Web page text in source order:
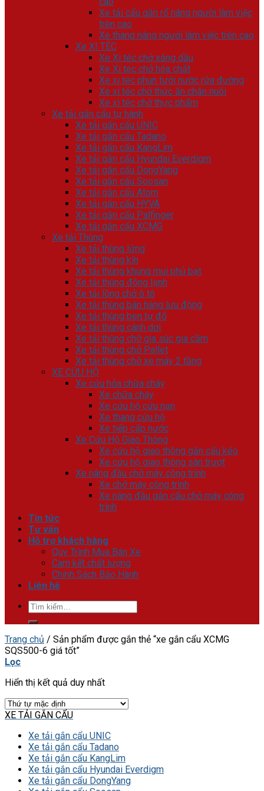
Xe tải cẩu gắn rổ nâng người làm việc
trên cao
Xe thang nâng người làm việc trên cao
Xe XI TÉC
Xe Xi téc chở xăng dầu
Xe Xi tec chở hóa chất
Xe xi téc phun tưới nước rửa đường
Xe xi téc chở thức ăn chăn nuôi
Xe xi téc chở thực phẩm
Xe tải gắn cẩu tự hành
Xe tải gắn cẩu UNIC
Xe tải gắn cẩu Tadano
Xe tải gắn cẩu KangLim
Xe tải gắn cẩu Hyundai Everdigm
Xe tải gắn cẩu DongYang
Xe tải gắn cẩu Soosan
Xe tải gắn cẩu Atom
Xe tải gắn cẩu HYVA
Xe tải gắn cẩu Palfinger
Xe tải gắn cẩu XCMG
Xe tải Thùng
Xe tải thùng lửng
Xe tải thùng kín
Xe tải thùng khung mui phủ bạt
Xe tải thùng đông lạnh
Xe tải lồng chở ô tô
Xe tải thùng bán hàng lưu động
Xe tải thùng ben tự đổ
Xe tải thùng cánh dơi
Xe tải thùng chở gia súc gia cầm
Xe tải thùng chở Pallet
Xe tải thùng chở xe máy 2 tầng
XE CỨU HỘ
Xe cứu hỏa chữa cháy
Xe chữa cháy
Xe cứu hộ cứu nạn
Xe thang cứu hộ
Xe tiếp cấp nước
Xe Cứu Hộ Giao Thông
Xe cứu hộ giao thông gắn cẩu kéo
Xe cứu hộ giao thông sàn trượt
Xe nâng đầu chở máy công trình
Xe chở máy công trình
Xe nâng đầu gắn cẩu chở máy công
trình
Tin tức
Tư vấn
Hỗ trợ khách hàng
Quy Trình Mua Bán Xe
Cam kết chất lượng
Chính Sách Bảo Hành
Liên hệ
Tìm
kiếm:
Trang chủ / Sản phẩm được gắn thẻ “xe gắn cẩu XCMG
SQS500-6 giá tốt”
Lọc
Hiển thị kết quả duy nhất
XE TẢI GẮN CẨU
Xe tải gắn cẩu UNIC
Xe tải gắn cẩu Tadano
Xe tải gắn cẩu KangLim
Xe tải gắn cẩu Hyundai Everdigm
Xe tải gắn cẩu DongYang